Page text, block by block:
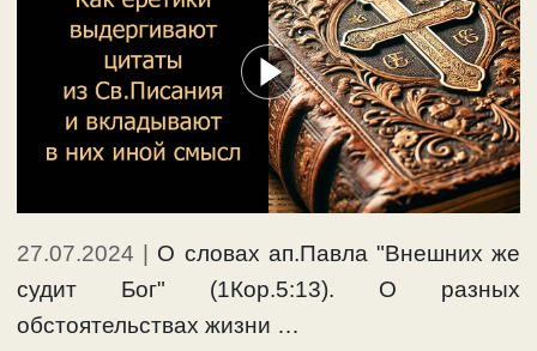
27.07.2024 | О словах ап.Павла "Внешних же
судит Бог" (1Кор.5:13). О разных
обстоятельствах жизни …